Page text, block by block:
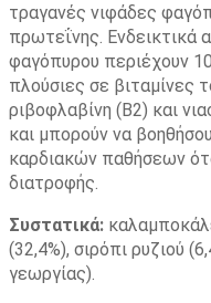
τραγανές νιφάδες
πρωτεΐνης. Ενδεικτικά
φαγόπυρου περιέχουν
πλούσιες σε βιταμίνες
ριβοφλαβίνη (Β2) και
και μπορούν να
καρδιακών παθήσεων
διατροφής.
Συστατικά:
(32,4%), σιρόπι ρυζιού
γεωργίας).